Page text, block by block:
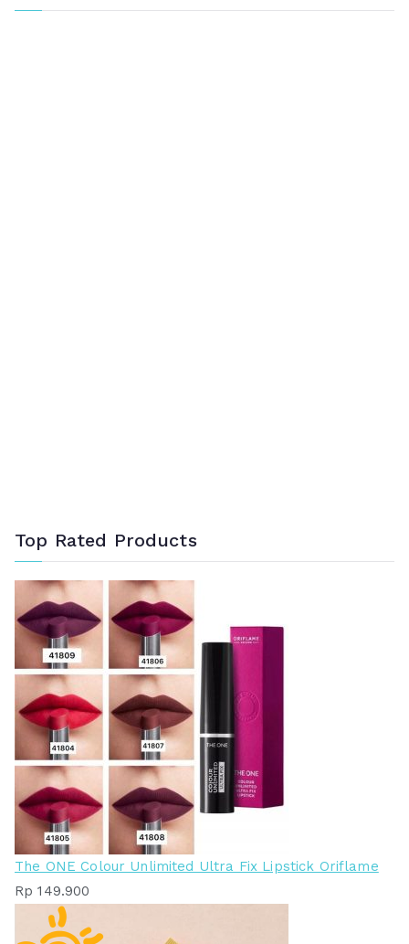
Top Rated Products
The ONE Colour Unlimited Ultra Fix Lipstick Oriflame
Rp 149.900